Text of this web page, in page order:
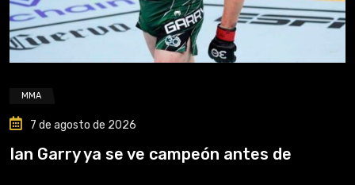
MMA
7 de agosto de 2026
Ian Garry ya se ve campeón antes de